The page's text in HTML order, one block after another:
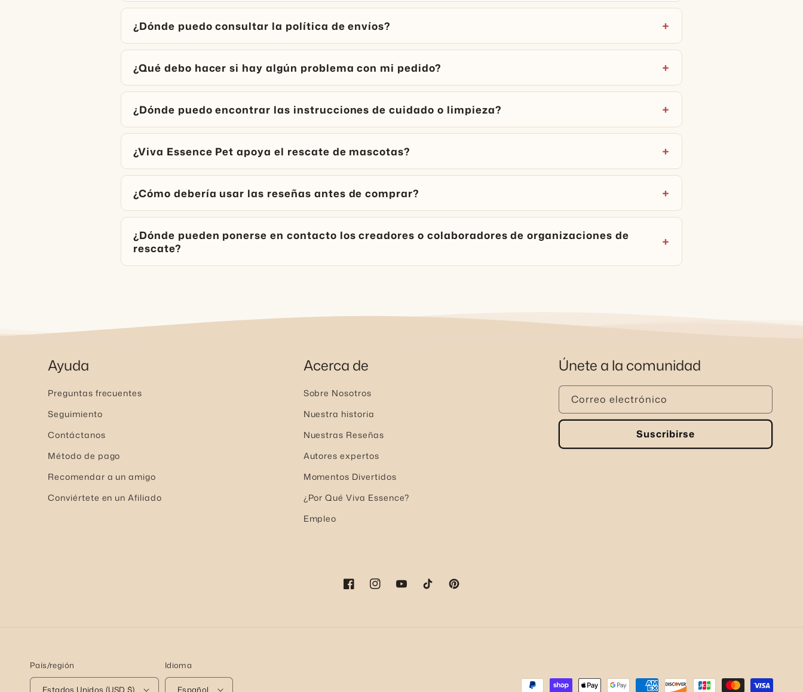
¿Dónde puedo consultar la política de envíos?
¿Qué debo hacer si hay algún problema con mi pedido?
¿Dónde puedo encontrar las instrucciones de cuidado o limpieza?
¿Viva Essence Pet apoya el rescate de mascotas?
¿Cómo debería usar las reseñas antes de comprar?
¿Dónde pueden ponerse en contacto los creadores o colaboradores de organizaciones de
rescate?
Ayuda
Preguntas frecuentes
Seguimiento
Contáctanos
Método de pago
Recomendar a un amigo
Conviértete en un Afiliado
Acerca de
Sobre Nosotros
Nuestra historia
Nuestras Reseñas
Autores expertos
Momentos Divertidos
¿Por Qué Viva Essence?
Empleo
Únete a la comunidad
Correo electrónico
Suscribirse
FacebookInstagramYouTubeTikTokPinterest
País/región
Estados Unidos (USD $)
Idioma
Español Formas